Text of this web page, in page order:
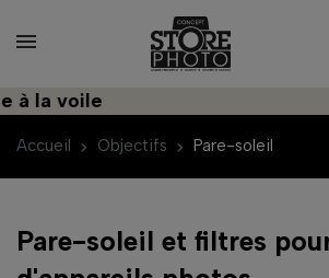
voile
Accueil Objectifs Pare-soleil
Pare-soleil et filtres